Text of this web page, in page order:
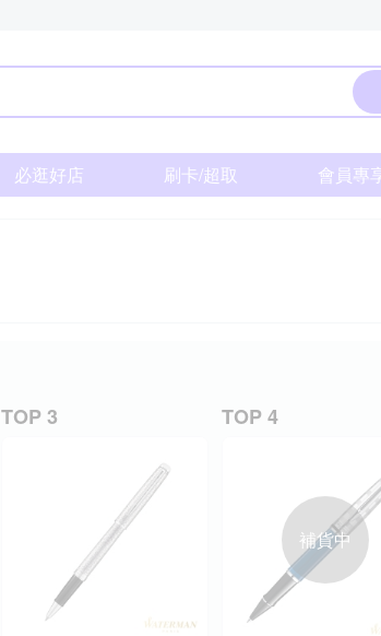
必逛好店 刷卡/超取 會員專
TOP 3 TOP 4
補貨中